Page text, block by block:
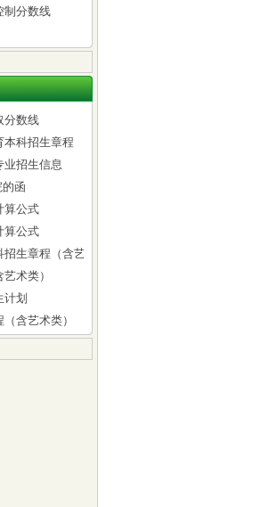
制分数线
分数线
本科招生章程
业招生信息
函
算公式
算公式
生章程（含艺术类）
术类）
划
含艺术类）